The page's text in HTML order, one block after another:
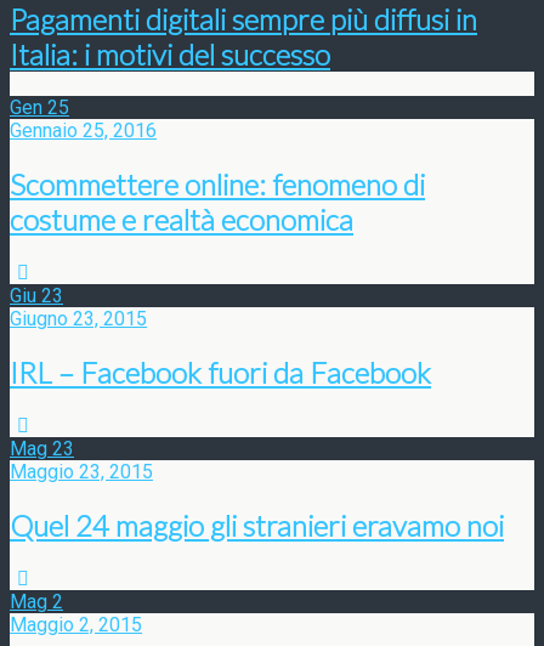
Pagamenti digitali sempre più diffusi in
Italia: i motivi del successo
Gen 25
Gennaio 25, 2016
Scommettere online: fenomeno di
costume e realtà economica
Giu 23
Giugno 23, 2015
IRL – Facebook fuori da Facebook
Mag 23
Maggio 23, 2015
Quel 24 maggio gli stranieri eravamo noi
Mag 2
Maggio 2, 2015